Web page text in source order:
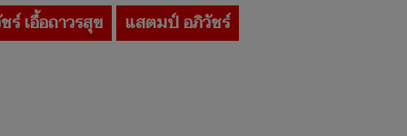
เอื้อถาวรสุข แสตมป์ อภิวัชร์